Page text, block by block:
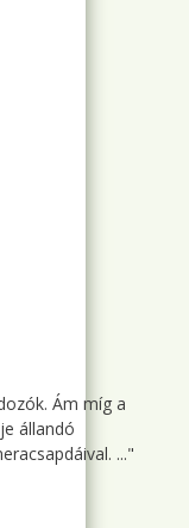
Ám míg a
állandó
..."